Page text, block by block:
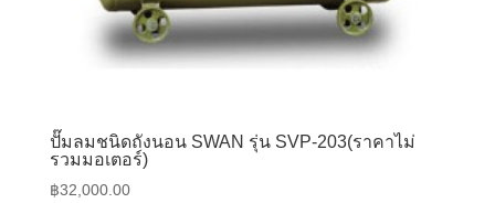
ปั๊มลมชนิดถังนอน SWAN รุ่น SVP-203(ราคาไม่
รวมมอเตอร์)
฿32,000.00